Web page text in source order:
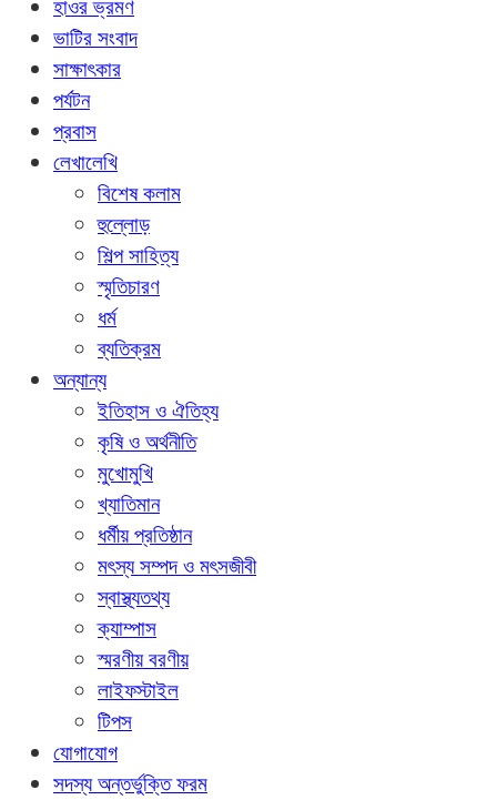
হাওর ভ্রমণ
ভাটির সংবাদ
সাক্ষাৎকার
পর্যটন
প্রবাস
লেখালেখি
বিশেষ কলাম
হুল্লোড়
শিল্প সাহিত্য
স্মৃতিচারণ
ধর্ম
ব্যতিক্রম
অন্যান্য
ইতিহাস ও ঐতিহ্য
কৃষি ও অর্থনীতি
মুখোমুখি
খ্যাতিমান
ধর্মীয় প্রতিষ্ঠান
মৎস্য সম্পদ ও মৎসজীবী
স্বাস্থ্যতথ্য
ক্যাম্পাস
স্মরণীয় বরণীয়
লাইফস্টাইল
টিপস
যোগাযোগ
সদস্য অন্তর্ভুক্তি ফরম